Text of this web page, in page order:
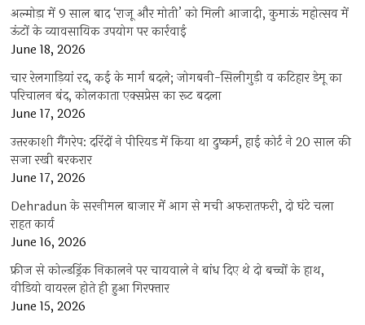
अल्मोड़ा में 9 साल बाद ‘राजू और मोती’ को मिली आजादी, कुमाऊं महोत्सव में
ऊंटों के व्यावसायिक उपयोग पर कार्रवाई
June 18, 2026
चार रेलगाड़ियां रद, कई के मार्ग बदले; जोगबनी-सिलीगुड़ी व कटिहार डेमू का
परिचालन बंद, कोलकाता एक्सप्रेस का रूट बदला
June 17, 2026
उत्तरकाशी गैंगरेप: दरिंदों ने पीरियड में किया था दुष्कर्म, हाई कोर्ट ने 20 साल की
सजा रखी बरकरार
June 17, 2026
Dehradun के सरनीमल बाजार में आग से मची अफरातफरी, दो घंटे चला
राहत कार्य
June 16, 2026
फ्रीज से कोल्डड्रिंक निकालने पर चायवाले ने बांध दिए थे दो बच्चों के हाथ,
वीडियो वायरल होते ही हुआ गिरफ्तार
June 15, 2026